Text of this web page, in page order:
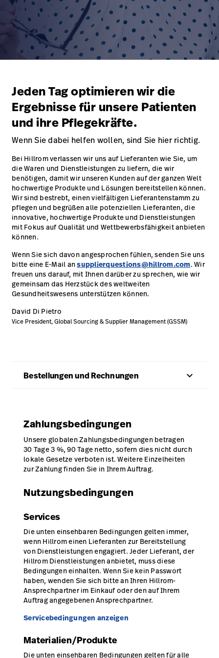
Campus
Pluvigner
Karriere launch
Kontakt
Portal
Kontakt
Baxter.com
Portal
Jeden Tag optimieren wir die
Ergebnisse für unsere Patienten
und ihre Pflegekräfte.
Wenn Sie dabei helfen wollen, sind Sie hier richtig.
Bei Hillrom verlassen wir uns auf Lieferanten wie Sie, um
die Waren und Dienstleistungen zu liefern, die wir
benötigen, damit wir unseren Kunden auf der ganzen Welt
hochwertige Produkte und Lösungen bereitstellen können.
Wir sind bestrebt, einen vielfältigen Lieferantenstamm zu
pflegen und begrüßen alle potenziellen Lieferanten, die
innovative, hochwertige Produkte und Dienstleistungen
mit Fokus auf Qualität und Wettbewerbsfähigkeit anbieten
können.
Wenn Sie sich davon angesprochen fühlen, senden Sie uns
bitte eine E-Mail ansupplierquestions@hillrom.com. Wir
freuen uns darauf, mit Ihnen darüber zu sprechen, wie wir
gemeinsam das Herzstück des weltweiten
Gesundheitswesens unterstützen können.
David Di Pietro
Vice President, Global Sourcing & Supplier Management (GSSM)
Bestellungen und Rechnungen keyboard_arrow_up
Zahlungsbedingungen
Unsere globalen Zahlungsbedingungen betragen
30 Tage 3 %, 90 Tage netto, sofern dies nicht durch
lokale Gesetze verboten ist. Weitere Einzelheiten
zur Zahlung finden Sie in Ihrem Auftrag.
Nutzungsbedingungen
Services
Die unten einsehbaren Bedingungen gelten immer,
wenn Hillrom einen Lieferanten zur Bereitstellung
von Dienstleistungen engagiert. Jeder Lieferant, der
Hillrom Dienstleistungen anbietet, muss diese
Bedingungen einhalten. Wenn Sie kein Passwort
haben, wenden Sie sich bitte an Ihren Hillrom-
Ansprechpartner im Einkauf oder den auf Ihrem
Auftrag angegebenen Ansprechpartner.
Servicebedingungen anzeigen
Materialien/Produkte
Die unten einsehbaren Bedingungen gelten für alle